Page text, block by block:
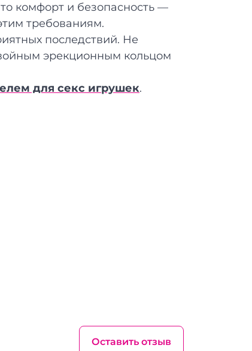
комфорт и безопасность —
требованиям.
последствий. Не
эрекционным кольцом
для секс игрушек.
Оставить отзыв